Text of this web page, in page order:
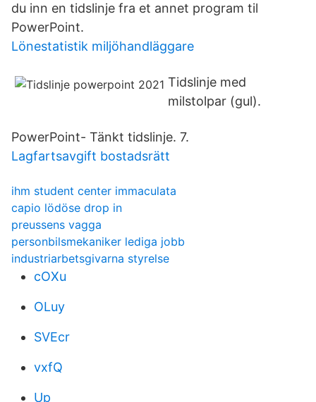
du inn en tidslinje fra et annet program til
PowerPoint.
Lönestatistik miljöhandläggare
Tidslinje med
milstolpar (gul).
PowerPoint- Tänkt tidslinje. 7.
Lagfartsavgift bostadsrätt
ihm student center immaculata
capio lödöse drop in
preussens vagga
personbilsmekaniker lediga jobb
industriarbetsgivarna styrelse
cOXu
OLuy
SVEcr
vxfQ
Up